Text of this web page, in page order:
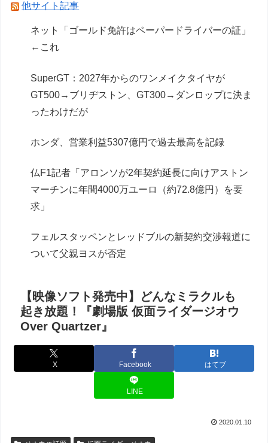
Powered by livedoor 相互RSS
他サイト記事
ネット「ゴールド免許はペーパードライバーの証」
←これ
SuperGT：2027年からのワンメイクタイヤが
GT500→ブリヂストン、GT300→ダンロップに決ま
ったわけだが
ホンダ、営業利益5307億円で過去最高を記録
仏F1記者「アロンソが2年契約延長に向けアストン
マーチンに年間4000万ユーロ（約72.8億円）を要
求」
フェルスタッペンとレッドブルの新契約交渉報道に
ついて父親ヨスが否定
【映像ソフト発売中】どんなミラクルも
起き放題！『劇場版 仮面ライダージオウ
Over Quartzer』
X Facebook はてブ
LINE
2020.01.10